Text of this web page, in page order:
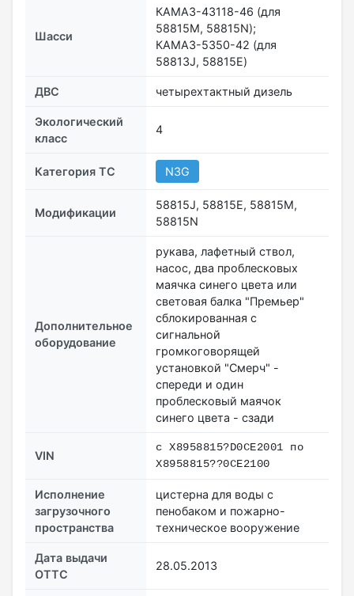
Шасси
КАМАЗ-43118-46 (для
58815М, 58815N);
КАМАЗ-5350-42 (для
58813J, 58815E)
ДВС четырехтактный дизель
Экологический
класс
4
Категория ТС N3G
Модификации
58815J, 58815E, 58815M,
58815N
Дополнительное
оборудование
рукава, лафетный ствол,
насос, два проблесковых
маячка синего цвета или
световая балка "Премьер"
сблокированная с
сигнальной
громкоговорящей
установкой "Смерч" -
спереди и один
проблесковый маячок
синего цвета - сзади
VIN
с X8958815?D0CE2001 по
X8958815??0CE2100
Исполнение
загрузочного
пространства
цистерна для воды с
пенобаком и пожарно-
техническое вооружение
Дата выдачи
ОТТС
28.05.2013